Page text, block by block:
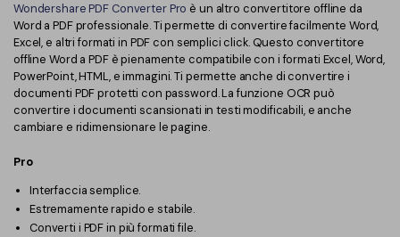
Wondershare PDF Converter Pro è un altro convertitore offline da
Word a PDF professionale. Ti permette di convertire facilmente Word,
Excel, e altri formati in PDF con semplici click. Questo convertitore
offline Word a PDF è pienamente compatibile con i formati Excel, Word,
PowerPoint, HTML, e immagini. Ti permette anche di convertire i
documenti PDF protetti con password. La funzione OCR può
convertire i documenti scansionati in testi modificabili, e anche
cambiare e ridimensionare le pagine.
Pro
Interfaccia semplice.
Estremamente rapido e stabile.
Converti i PDF in più formati file.